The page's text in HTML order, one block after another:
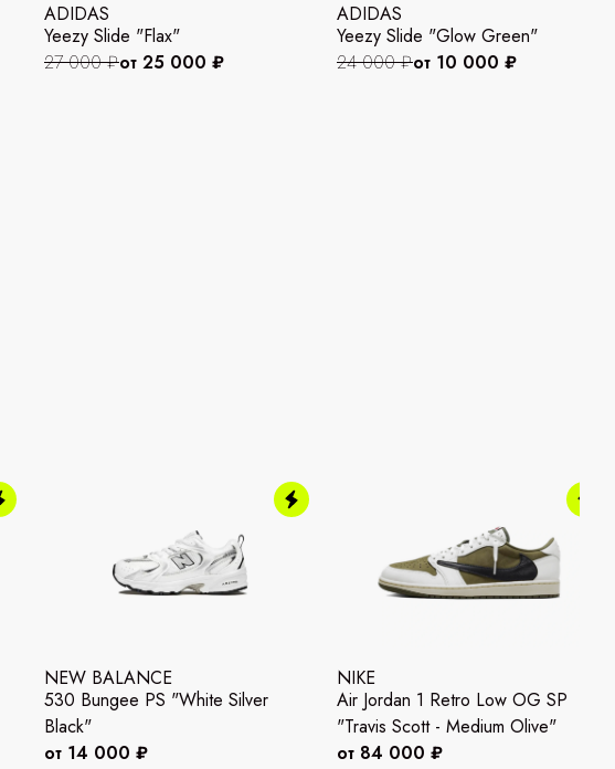
ADIDAS
Yeezy Slide "Flax"
27 000 ₽от 25 000 ₽
ADIDAS
Yeezy Slide "Glow Green"
24 000 ₽от 10 000 ₽
NEW BALANCE
530 Bungee PS "White Silver
Black"
от 14 000 ₽
NIKE
Air Jordan 1 Retro Low OG SP
"Travis Scott - Medium Olive"
от 84 000 ₽